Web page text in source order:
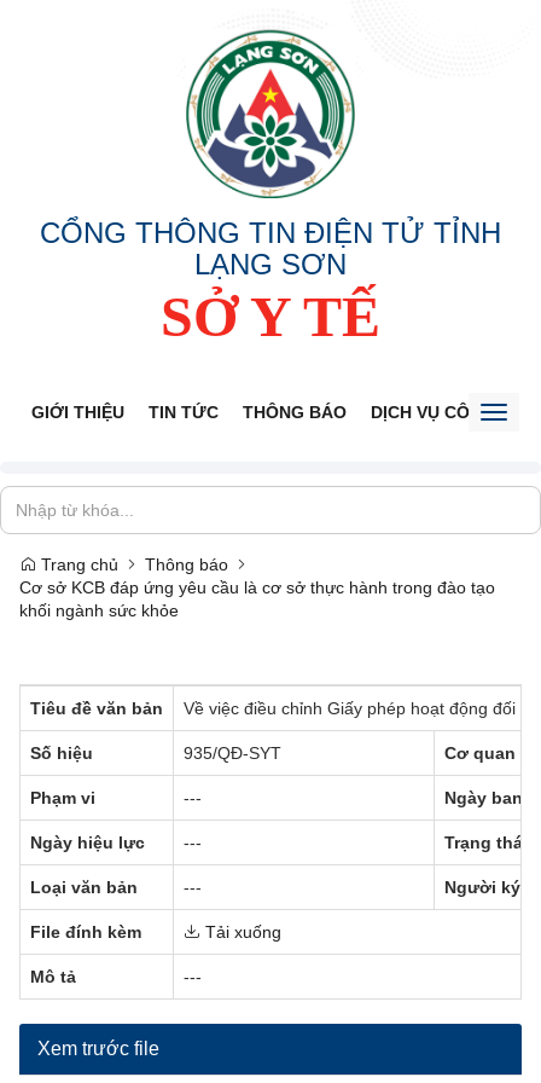
CỔNG THÔNG TIN ĐIỆN TỬ TỈNH
LẠNG SƠN
SỞ Y TẾ
GIỚI THIỆU TIN TỨC THÔNG BÁO DỊCH VỤ CÔNG
Trang chủ
Thông báo
Cơ sở KCB đáp ứng yêu cầu là cơ sở thực hành trong đào tạo
khối ngành sức khỏe
Tiêu đề văn bản Về việc điều chỉnh Giấy phép hoạt động đối
Số hiệu 935/QĐ-SYT Cơ quan
Phạm vi --- Ngày ban
Ngày hiệu lực --- Trạng thái
Loại văn bản --- Người ký
File đính kèm Tải xuống
Mô tả ---
Xem trước file